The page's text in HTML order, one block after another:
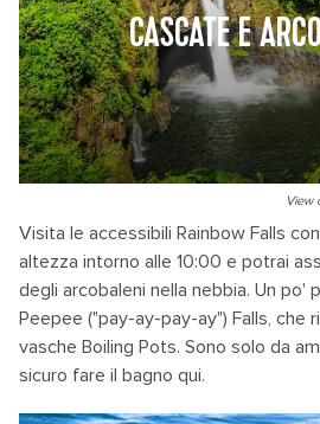
CASCATE E
View
Visita le accessibili Rainbow Falls
altezza intorno alle 10:00 e potrai
degli arcobaleni nella nebbia. Un po'
Peepee ("pay-ay-pay-ay") Falls, che
vasche Boiling Pots. Sono solo da
sicuro fare il bagno qui.